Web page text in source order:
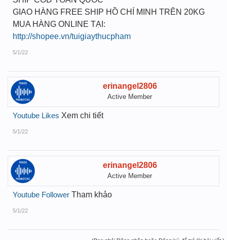
GIAO HÀNG FREE SHIP HỒ CHÍ MINH TRÊN 20KG
MUA HÀNG ONLINE TẠI:
http://shopee.vn/tuigiaythucpham
5/1/22
erinangel2806
Active Member
Youtube Likes Xem chi tiết
5/1/22
erinangel2806
Active Member
Youtube Follower Tham khảo
5/1/22